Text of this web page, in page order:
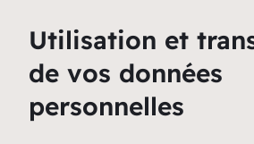
Utilisation et
de vos données
personnelles